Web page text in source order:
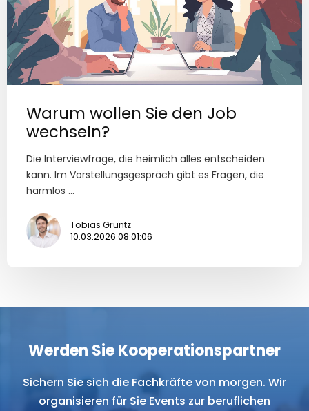
Warum wollen Sie den Job
wechseln?
Die Interviewfrage, die heimlich alles entscheiden
kann. Im Vorstellungsgespräch gibt es Fragen, die
harmlos ...
Tobias Gruntz
10.03.2026 08:01:06
Werden Sie Kooperationspartner
Sichern Sie sich die Fachkräfte von morgen. Wir
organisieren für Sie Events zur beruflichen